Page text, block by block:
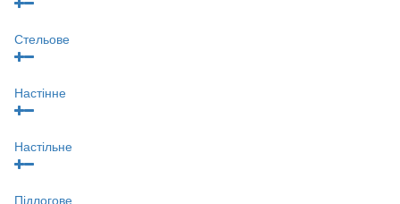
Стельове
Настінне
Настільне
Підлогове